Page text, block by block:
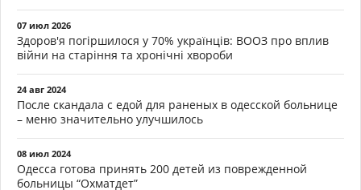
07 июл 2026
Здоров'я погіршилося у 70% українців: ВООЗ про вплив
війни на старіння та хронічні хвороби
24 авг 2024
После скандала с едой для раненых в одесской больнице
– меню значительно улучшилось
08 июл 2024
Одесса готова принять 200 детей из поврежденной
больницы “Охматдет”